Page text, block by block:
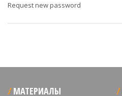
Request new password
МАТЕРИАЛЫ